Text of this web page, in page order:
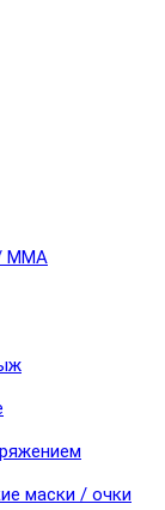
/ ММА
маски / очки